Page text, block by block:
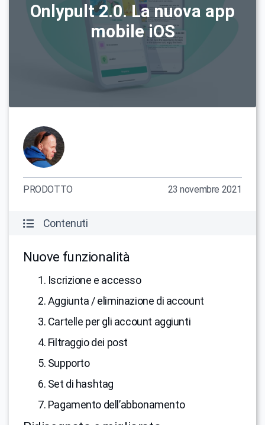
Onlypult 2.0. La nuova app
mobile iOS
PRODOTTO 23 novembre 2021
Contenuti
Nuove funzionalità
1. Iscrizione e accesso
2. Aggiunta / eliminazione di account
3. Cartelle per gli account aggiunti
4. Filtraggio dei post
5. Supporto
6. Set di hashtag
7. Pagamento dell’abbonamento